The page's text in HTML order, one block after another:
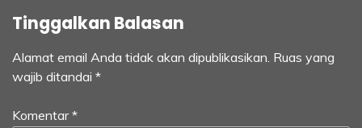
Tinggalkan Balasan
Alamat email Anda tidak akan dipublikasikan. Ruas yang
wajib ditandai *
Komentar*